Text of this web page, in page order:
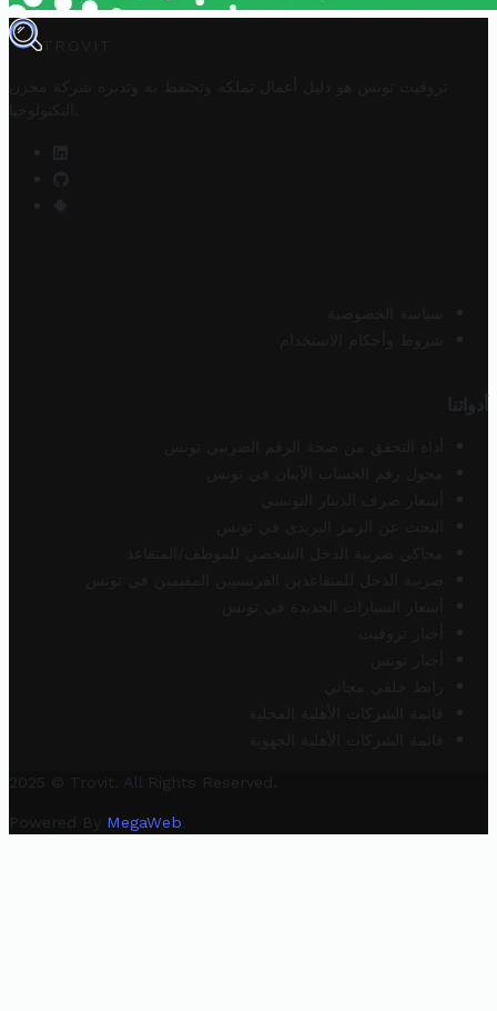
TROVIT
تروفيت تونس هو دليل أعمال تملكه وتحتفظ به وتديره
شركة مخزن
التكنولوجيا
سياسة الخصوصية
شروط وأحكام الاستخدام
أدواتنا
أداة التحقق من صحة الرقم الضريبي تونس
محول رقم الحساب الآيبان في تونس
أسعار صرف الدينار التونسي
البحث عن الرمز البريدي في تونس
محاكي ضريبة الدخل الشخصي للموظف/المتقاعد
ضريبة الدخل للمتقاعدين الفرنسيين المقيمين في تونس
أسعار السيارات الجديدة في تونس
أخبار تروفيت
أخبار تونس
رابط خلفي مجاني
قائمة الشركات الأهلية المحلية
قائمة الشركات الأهلية الجهوية
2025 © Trovit. All Rights Reserved.
Powered By MegaWeb